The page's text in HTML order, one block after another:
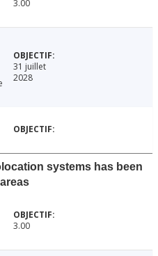
3.00
31 juillet
2028
systems has been
3.00